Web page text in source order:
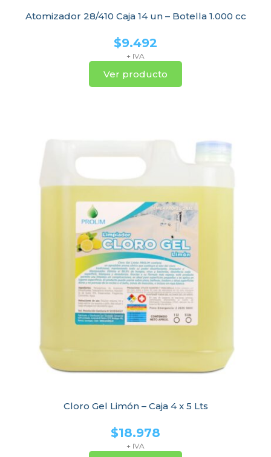
Atomizador 28/410 Caja 14 un – Botella 1.000 cc
$9.492
+ IVA
Ver producto
Cloro Gel Limón – Caja 4 x 5 Lts
$18.978
+ IVA